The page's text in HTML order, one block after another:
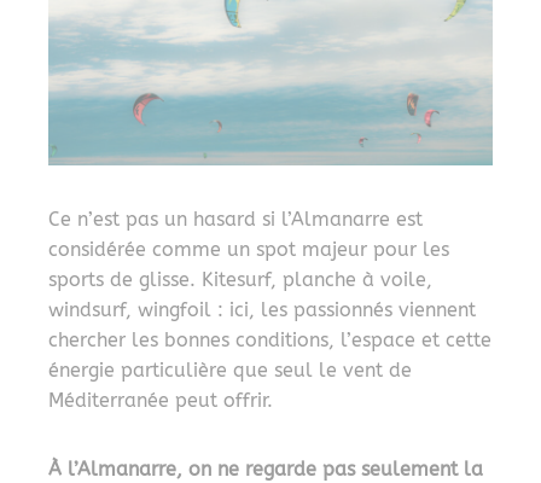
Ce n’est pas un hasard si l’Almanarre est
considérée comme un spot majeur pour les
sports de glisse. Kitesurf, planche à voile,
windsurf, wingfoil : ici, les passionnés viennent
chercher les bonnes conditions, l’espace et cette
énergie particulière que seul le vent de
Méditerranée peut offrir.
À l’Almanarre, on ne regarde pas seulement la